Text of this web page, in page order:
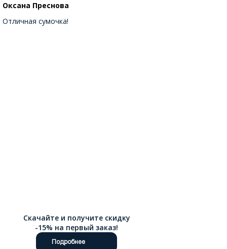
Оксана Преснова
Отличная сумочка!
Скачайте и получите скидку
-15% на первый заказ!
Подробнее